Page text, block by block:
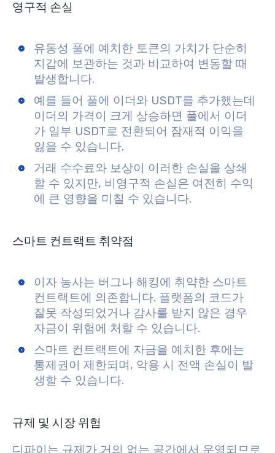
영구적 손실
유동성 풀에 예치한 토큰의 가치가 단순히
지갑에 보관하는 것과 비교하여 변동할 때
발생합니다.
예를 들어 풀에 이더와 USDT를 추가했는데
이더의 가격이 크게 상승하면 풀에서 이더
가 일부 USDT로 전환되어 잠재적 이익을
잃을 수 있습니다.
거래 수수료와 보상이 이러한 손실을 상쇄
할 수 있지만, 비영구적 손실은 여전히 수익
에 큰 영향을 미칠 수 있습니다.
스마트 컨트랙트 취약점
이자 농사는 버그나 해킹에 취약한 스마트
컨트랙트에 의존합니다. 플랫폼의 코드가
잘못 작성되었거나 감사를 받지 않은 경우
자금이 위험에 처할 수 있습니다.
스마트 컨트랙트에 자금을 예치한 후에는
통제권이 제한되며, 악용 시 전액 손실이 발
생할 수 있습니다.
규제 및 시장 위험
디파이는 규제가 거의 없는 공간에서 운영되므로